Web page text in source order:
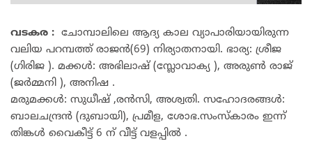
വടകര : ചോമ്പാലിലെ ആദ്യ കാല വ്യാപാരിയായിരുന്ന
വലിയ പറമ്പത്ത് രാജൻ(69) നിര്യാതനായി. ഭാര്യ: ശ്രീജ
(ഗിരിജ ). മക്കൾ: അഭിലാഷ് (സ്ലോവാക്യ ), അരുൺ രാജ്
(ജർമ്മനി ), അനിഷ .
മരുമക്കൾ: സുധീഷ് ,രൻസി, അശ്വതി. സഹോദരങ്ങൾ:
ബാലചന്ദ്രൻ (ദുബായി), പ്രമീള, ശോഭ.സംസ്കാരം ഇന്ന്
തിങ്കൾ വൈകീട്ട് 6 ന് വീട്ട് വളപ്പിൽ .